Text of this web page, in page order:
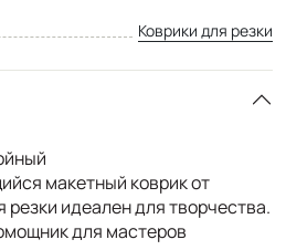
Коврики для резки
макетный коврик от
идеален для творчества.
для мастеров